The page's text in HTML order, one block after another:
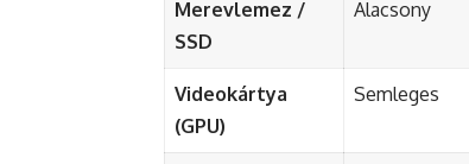
Merevlemez /
SSD
Alacsony
Videokártya
(GPU)
Semleges